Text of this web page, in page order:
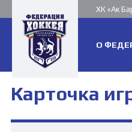
ХК «Ак
О
Карточка